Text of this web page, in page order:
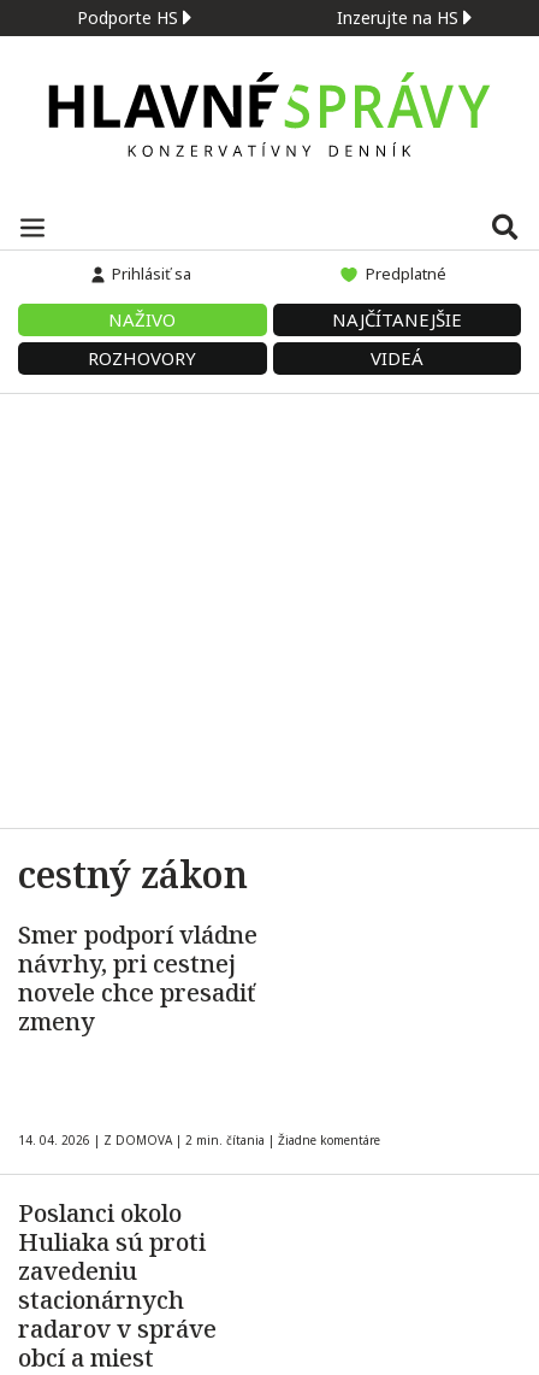
Podporte HS Inzerujte na HS
Prihlásiť sa Predplatné
NAŽIVO
NAJČÍTANEJŠIE
ROZHOVORY
VIDEÁ
cestný zákon
Smer podporí vládne
návrhy, pri cestnej
novele chce presadiť
zmeny
14. 04. 2026 | Z DOMOVA | 2 min. čítania | Žiadne komentáre
Poslanci okolo
Huliaka sú proti
zavedeniu
stacionárnych
radarov v správe
obcí a miest